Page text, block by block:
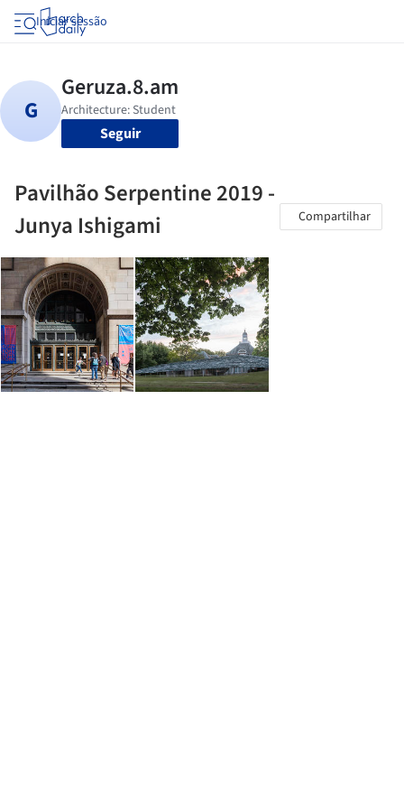
Iniciar sessão
Seguir
Pavilhão Serpentine 2019 -
Junya Ishigami
Compartilhar